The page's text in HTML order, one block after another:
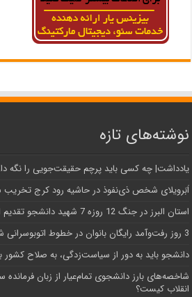
نوشته‌های تازه
یادداشت| ‌چه کسی باید پرچم حقیقت‌جویی را نگه
اَبَر‌ویلای شخص ذی‌نفوذ در حاشیه‌ رود کرج تخریب
استان البرز در جنگ 12 روزه 7 شهید دانشجو تقدیم انقلاب کرد
3 روز رفت‌وآمد رایگان بانوان در خطوط اتوبوسرانی شهری کرج
دانشجو باید به دور از سیاست‌زدگی، به صلاح کشور
شاخصه‌های بارز دانشجوی تمام‌عیار از زبان فرمانده
انقلاب کیست؟